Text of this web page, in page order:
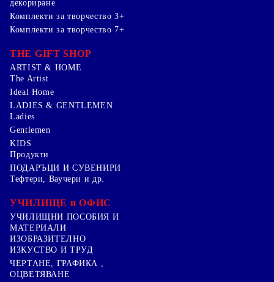
декориране
Комплекти за творчество 3+
Комплекти за творчество 7+
THE GIFT SHOP
ARTIST & HOME
The Artist
Ideal Home
LADIES & GENTLEMEN
Ladies
Gentlemen
KIDS
Продукти
ПОДАРЪЦИ И СУВЕНИРИ
Тефтери, Ваучери и др.
УЧИЛИЩЕ и ОФИС
УЧИЛИЩНИ ПОСОБИЯ И
МАТЕРИАЛИ
ИЗОБРАЗИТЕЛНО
ИЗКУСТВО И ТРУД
ЧЕРТАНЕ, ГРАФИКА ,
ОЦВЕТЯВАНЕ